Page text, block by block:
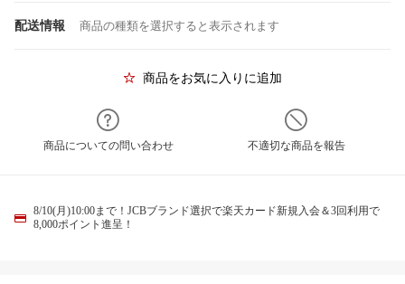
配送情報 商品の種類を選択すると表示されます
商品をお気に入りに追加
商品についての問い合わせ 不適切な商品を報告
8/10(月)10:00まで！JCBブランド選択で楽天カード新規入会＆3回利用で
8,000ポイント進呈！